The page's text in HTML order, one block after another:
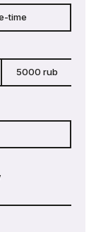
time
5000 rub